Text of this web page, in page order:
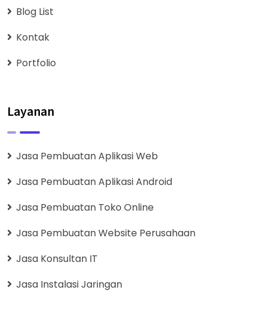
Blog List
Kontak
Portfolio
Layanan
Jasa Pembuatan Aplikasi Web
Jasa Pembuatan Aplikasi Android
Jasa Pembuatan Toko Online
Jasa Pembuatan Website Perusahaan
Jasa Konsultan IT
Jasa Instalasi Jaringan